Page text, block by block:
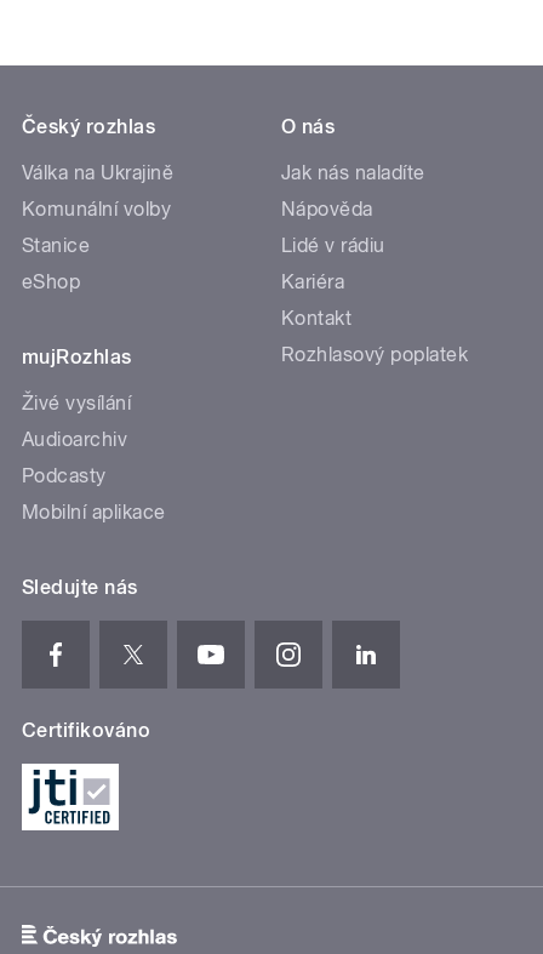
Český rozhlas
Válka na Ukrajině
Komunální volby
Stanice
eShop
mujRozhlas
Živé vysílání
Audioarchiv
Podcasty
Mobilní aplikace
O nás
Jak nás naladíte
Nápověda
Lidé v rádiu
Kariéra
Kontakt
Rozhlasový poplatek
Sledujte nás
Certifikováno